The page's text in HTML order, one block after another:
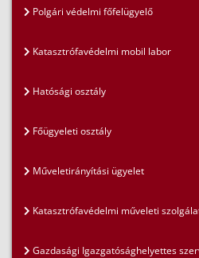
Polgári védelmi főfelügyelő
Katasztrófavédelmi mobil labor
Hatósági osztály
Főügyeleti osztály
Műveletirányítási ügyelet
Katasztrófavédelmi műveleti
Gazdasági Igazgatósághelyettes